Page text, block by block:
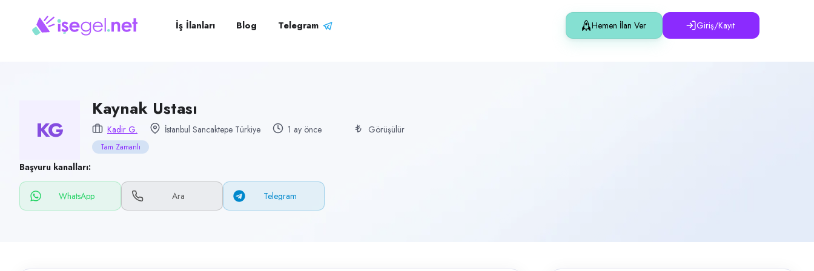
Kaynak Ustası
Sancaktepe, İstanbul
Çalışma şekli
Tam Zamanlı
Yayın tarihi
İş İlanları Blog Telegram Hemen İlan Ver Giriş/Kayıt
KG
Kaynak Ustası
Kadir G. İstanbul Sancaktepe Türkiye 1 ay önce Görüşülür
Tam Zamanlı
Başvuru kanalları:
WhatsApp Ara Telegram